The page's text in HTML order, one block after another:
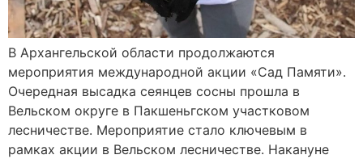
В Архангельской области продолжаются
мероприятия международной акции «Сад Памяти».
Очередная высадка сеянцев сосны прошла в
Вельском округе в Пакшеньгском участковом
лесничестве. Мероприятие стало ключевым в
рамках акции в Вельском лесничестве. Накануне